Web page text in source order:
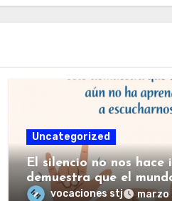
Uncategorized
El silencio no nos hace
demuestra que el
haaprendido a
vocaciones stj marzo